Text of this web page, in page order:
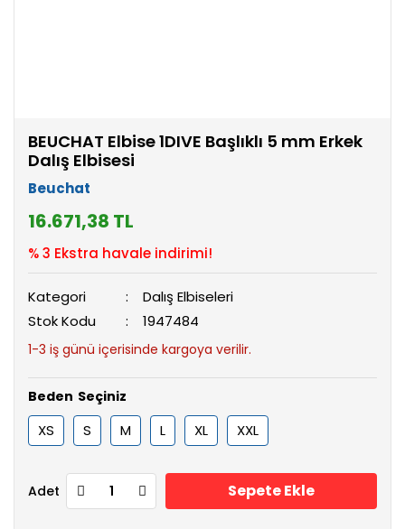
BEUCHAT Elbise 1DIVE Başlıklı 5 mm Erkek
Dalış Elbisesi
Beuchat
16.671,38 TL
% 3 Ekstra havale indirimi!
Kategori
Dalış Elbiseleri
Stok Kodu
1947484
1-3 iş günü içerisinde kargoya verilir.
Beden
XS S M L XL XXL
Adet Sepete Ekle